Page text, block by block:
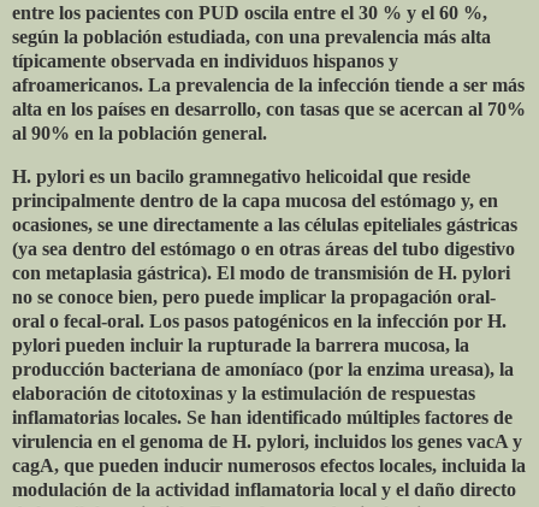
entre los pacientes con PUD oscila entre el 30 % y el 60 %,
según la población estudiada, con una prevalencia más alta
típicamente observada en individuos hispanos y
afroamericanos. La prevalencia de la infección tiende a ser más
alta en los países en desarrollo, con tasas que se acercan al 70%
al 90% en la población general.
H. pylori es un bacilo gramnegativo helicoidal que reside
principalmente dentro de la capa mucosa del estómago y, en
ocasiones, se une directamente a las células epiteliales gástricas
(ya sea dentro del estómago o en otras áreas del tubo digestivo
con metaplasia gástrica). El modo de transmisión de H. pylori
no se conoce bien, pero puede implicar la propagación oral-
oral o fecal-oral. Los pasos patogénicos en la infección por H.
pylori pueden incluir la rupturade la barrera mucosa, la
producción bacteriana de amoníaco (por la enzima ureasa), la
elaboración de citotoxinas y la estimulación de respuestas
inflamatorias locales. Se han identificado múltiples factores de
virulencia en el genoma de H. pylori, incluidos los genes vacA y
cagA, que pueden inducir numerosos efectos locales, incluida la
modulación de la actividad inflamatoria local y el daño directo